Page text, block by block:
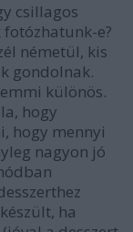
csillagos
e?
németül, kis
gondolnak.
különös.
hogy
hogy mennyi
nagyon jó
ha